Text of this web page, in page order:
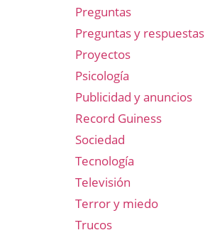
Preguntas
Preguntas y respuestas
Proyectos
Psicología
Publicidad y anuncios
Record Guiness
Sociedad
Tecnología
Televisión
Terror y miedo
Trucos